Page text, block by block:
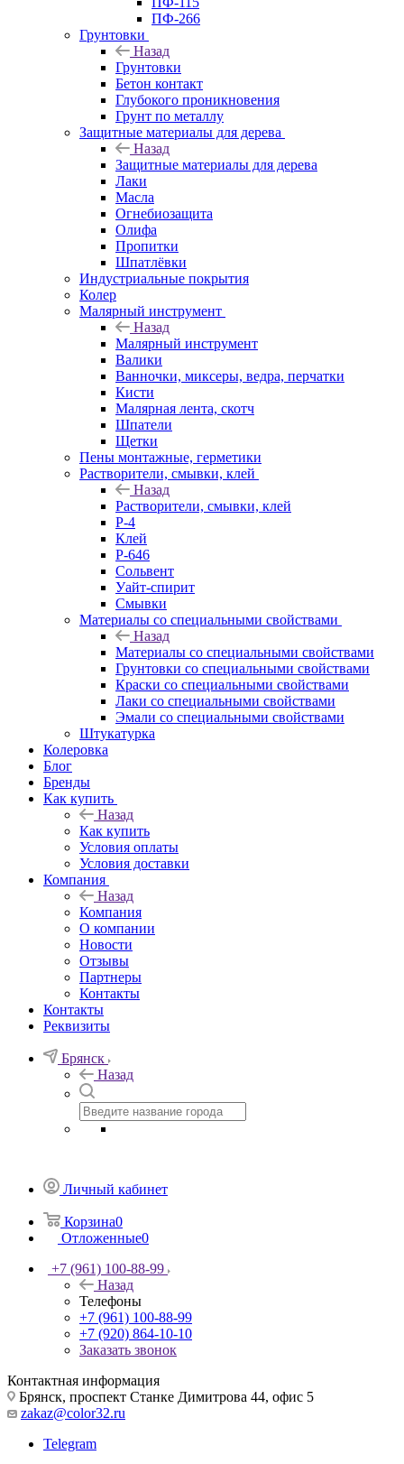
ПФ-266
Грунтовки
Назад
Грунтовки
Бетон контакт
Глубокого проникновения
Грунт по металлу
Защитные материалы для дерева
Назад
Защитные материалы для дерева
Лаки
Масла
Огнебиозащита
Олифа
Пропитки
Шпатлёвки
Индустриальные покрытия
Колер
Малярный инструмент
Назад
Малярный инструмент
Валики
Ванночки, миксеры, ведра, перчатки
Кисти
Малярная лента, скотч
Шпатели
Щетки
Пены монтажные, герметики
Растворители, смывки, клей
Назад
Растворители, смывки, клей
Р-4
Клей
Р-646
Сольвент
Уайт-спирит
Смывки
Материалы со специальными свойствами
Назад
Материалы со специальными свойствами
Грунтовки со специальными свойствами
Краски со специальными свойствами
Лаки со специальными свойствами
Эмали со специальными свойствами
Штукатурка
Колеровка
Блог
Бренды
Как купить
Назад
Как купить
Условия оплаты
Условия доставки
Компания
Назад
Компания
О компании
Новости
Отзывы
Партнеры
Контакты
Контакты
Реквизиты
Брянск
Назад
Личный кабинет
Корзина0
Отложенные0
+7 (961) 100-88-99
Назад
Телефоны
+7 (961) 100-88-99
+7 (920) 864-10-10
Заказать звонок
Контактная информация
Брянск, проспект Станке Димитрова 44, офис 5
zakaz@color32.ru
Telegram